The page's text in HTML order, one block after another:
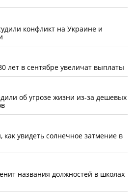
конфликт на Украине и
лет в сентябре увеличат выплаты
об угрозе жизни из-за дешевых
как увидеть солнечное затмение в
названия должностей в школах